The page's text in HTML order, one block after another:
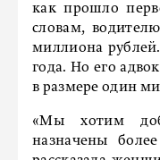
как прошло
словам,
миллиона
года. Но его
в размере один
«Мы хотим
назначены